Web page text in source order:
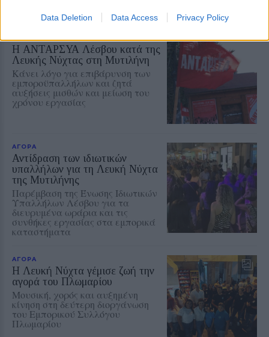
Data Deletion Data Access Privacy Policy
Η ΑΝΤΑΡΣΥΑ Λέσβου κατά της
Λευκής Νύχτας στη Μυτιλήνη
Κάνει λόγο για επιβάρυνση των
εμποροϋπαλλήλων και ζητά
αυξήσεις μισθών και μείωση του
χρόνου εργασίας
ΑΓΟΡΑ
Αντίδραση των ιδιωτικών
υπαλλήλων για τη Λευκή Νύχτα
της Μυτιλήνης
Παρέμβαση της Ένωσης Ιδιωτικών
Υπαλλήλων Λέσβου για τα
διευρυμένα ωράρια και τις
συνθήκες εργασίας στα εμπορικά
καταστήματα
ΑΓΟΡΑ
Η Λευκή Νύχτα γέμισε ζωή την
αγορά του Πλωμαρίου
Μουσική, χορός και αυξημένη
κίνηση στη δεύτερη διοργάνωση
του Εμπορικού Συλλόγου
Πλωμαρίου